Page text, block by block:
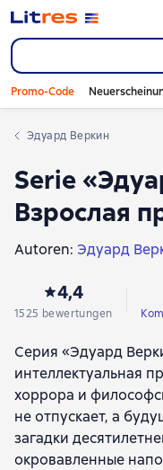
Promo-Code
Эдуард Веркин
Serie
Взрослая
Autoren: Эдуард
4,4
1525 bewertungen
Серия «Эдуард
интеллектуальная
хоррора и
не отпускает, а
загадки
окровавленные